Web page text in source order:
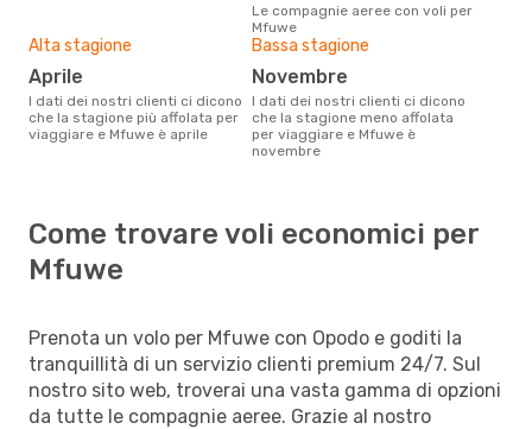
Le compagnie aeree con voli per
Mfuwe
Alta stagione
aprile
I dati dei nostri clienti ci dicono
che la stagione più affolata per
viaggiare e Mfuwe è aprile
Bassa stagione
novembre
I dati dei nostri clienti ci dicono
che la stagione meno affolata
per viaggiare e Mfuwe è
novembre
Come trovare voli economici per
Mfuwe
Prenota un volo per Mfuwe con Opodo e goditi la
tranquillità di un servizio clienti premium 24/7. Sul
nostro sito web, troverai una vasta gamma di opzioni
da tutte le compagnie aeree. Grazie al nostro